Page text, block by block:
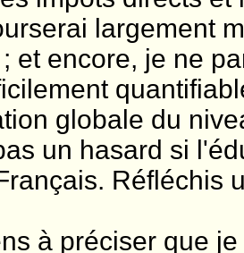
largement
et encore, je ne
globale du
un hasard si
Réfléchis
à préciser que